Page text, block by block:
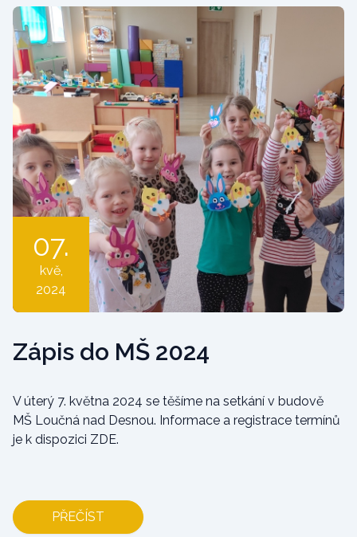
07.
kvě,
2024
Zápis do MŠ 2024
V úterý 7. května 2024 se těšíme na setkání v budově
MŠ Loučná nad Desnou. Informace a registrace termínů
je k dispozici ZDE.
PŘEČÍST